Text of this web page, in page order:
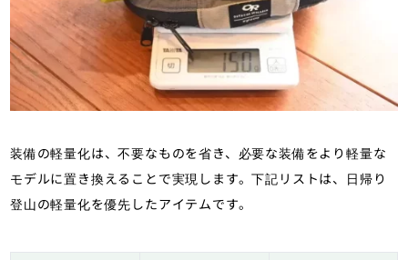
装備の軽量化は、不要なものを省き、必要な装備をより軽量な
モデルに置き換えることで実現します。下記リストは、日帰り
登山の軽量化を優先したアイテムです。